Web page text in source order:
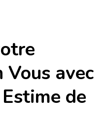
Vous avec
de